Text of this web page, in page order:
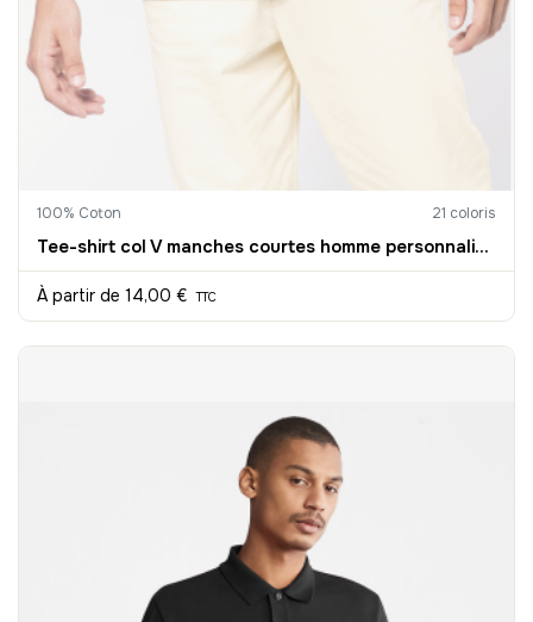
100% Coton 21 coloris
Tee-shirt col V manches courtes homme personnalisable
À partir de 14,00 € TTC